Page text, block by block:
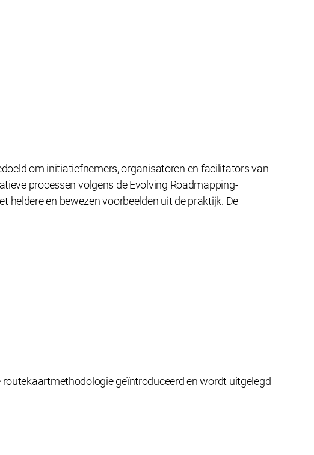
om initiatiefnemers, organisatoren en facilitators van
processen volgens de Evolving Roadmapping-
heldere en bewezen voorbeelden uit de praktijk. De
geïntroduceerd en wordt uitgelegd